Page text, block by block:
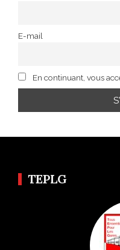
E-mail
En continuant, vous
TEPLG